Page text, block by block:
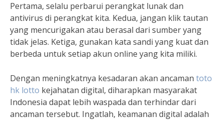
Pertama, selalu perbarui perangkat lunak dan
antivirus di perangkat kita. Kedua, jangan klik tautan
yang mencurigakan atau berasal dari sumber yang
tidak jelas. Ketiga, gunakan kata sandi yang kuat dan
berbeda untuk setiap akun online yang kita miliki.
Dengan meningkatnya kesadaran akan ancaman toto
hk lotto kejahatan digital, diharapkan masyarakat
Indonesia dapat lebih waspada dan terhindar dari
ancaman tersebut. Ingatlah, keamanan digital adalah